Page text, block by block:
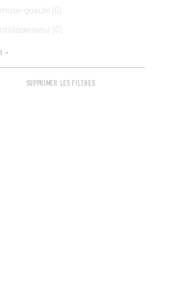
gueule [0]
[0]
+
SUPPRIMER LES FILTRES